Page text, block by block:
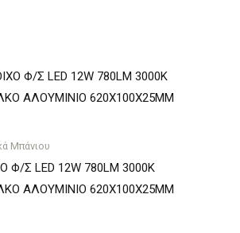
Μπάνιου
Φ/Σ LED 12W 780LM 3000K
ΑΛΟΥΜΙΝΙΟ 620Χ100Χ25ΜΜ